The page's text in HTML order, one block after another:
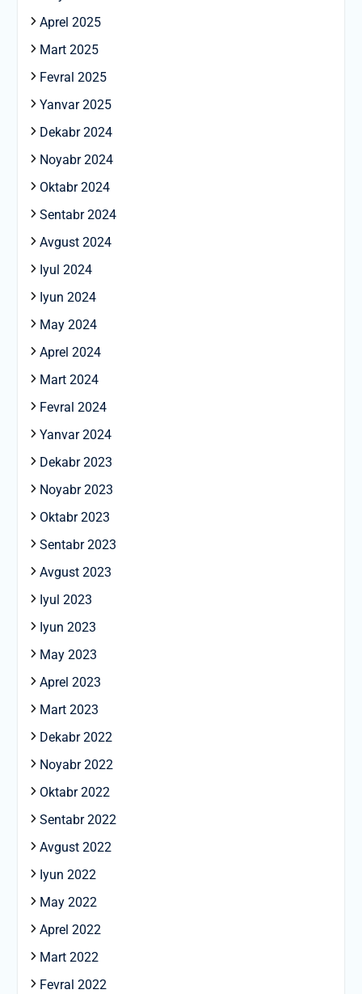
Aprel 2025
Mart 2025
Fevral 2025
Yanvar 2025
Dekabr 2024
Noyabr 2024
Oktabr 2024
Sentabr 2024
Avgust 2024
Iyul 2024
Iyun 2024
May 2024
Aprel 2024
Mart 2024
Fevral 2024
Yanvar 2024
Dekabr 2023
Noyabr 2023
Oktabr 2023
Sentabr 2023
Avgust 2023
Iyul 2023
Iyun 2023
May 2023
Aprel 2023
Mart 2023
Dekabr 2022
Noyabr 2022
Oktabr 2022
Sentabr 2022
Avgust 2022
Iyun 2022
May 2022
Aprel 2022
Mart 2022
Fevral 2022